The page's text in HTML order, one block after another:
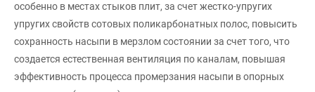
особенно в местах стыков плит, за счет жестко-упругих
упругих свойств сотовых поликарбонатных полос, повысить
сохранность насыпи в мерзлом состоянии за счет того, что
создается естественная вентиляция по каналам, повышая
эффективность процесса промерзания насыпи в опорных